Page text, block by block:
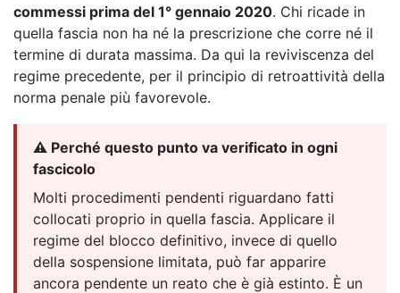
commessi prima del 1° gennaio 2020. Chi ricade in
quella fascia non ha né la prescrizione che corre né il
termine di durata massima. Da qui la reviviscenza del
regime precedente, per il principio di retroattività della
norma penale più favorevole.
⚠️ Perché questo punto va verificato in ogni
fascicolo
Molti procedimenti pendenti riguardano fatti
collocati proprio in quella fascia. Applicare il
regime del blocco definitivo, invece di quello
della sospensione limitata, può far apparire
ancora pendente un reato che è già estinto. È un